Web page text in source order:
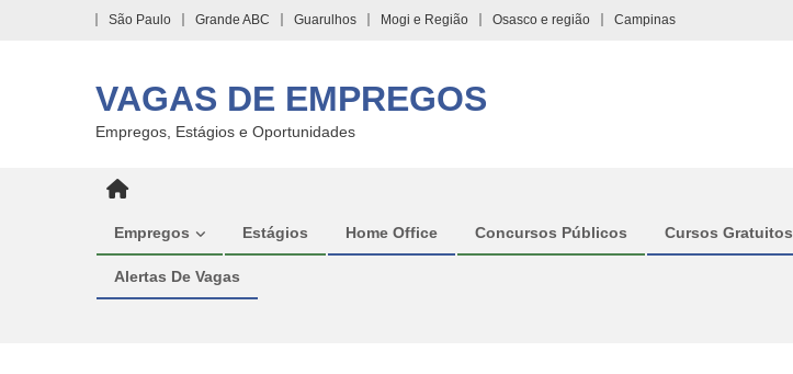
São Paulo Grande ABC Guarulhos Mogi e Região Osasco e região Campinas
VAGAS DE EMPREGOS
Empregos, Estágios e Oportunidades
Empregos Estágios Home Office Concursos Públicos Cursos Gratuitos
Alertas De Vagas